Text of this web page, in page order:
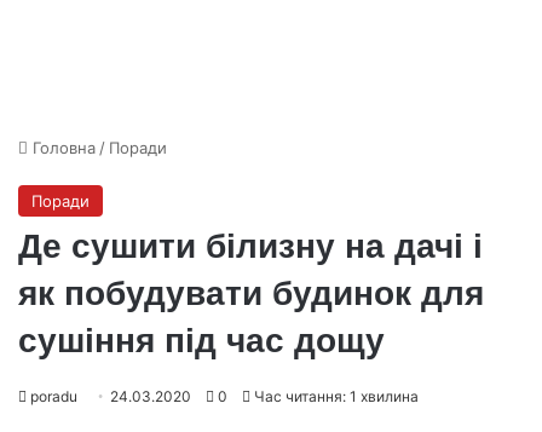
Головна / Поради
Поради
Де сушити білизну на дачі і
як побудувати будинок для
сушіння під час дощу
poradu 24.03.2020 0 Час читання: 1 хвилина